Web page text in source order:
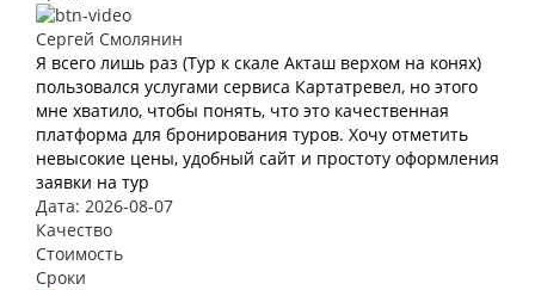
Сергей Смолянин
Я всего лишь раз (Тур к скале Акташ верхом на конях)
пользовался услугами сервиса Картатревел, но этого
мне хватило, чтобы понять, что это качественная
платформа для бронирования туров. Хочу отметить
невысокие цены, удобный сайт и простоту оформления
заявки на тур
Дата: 2026-08-07
Качество
Стоимость
Сроки